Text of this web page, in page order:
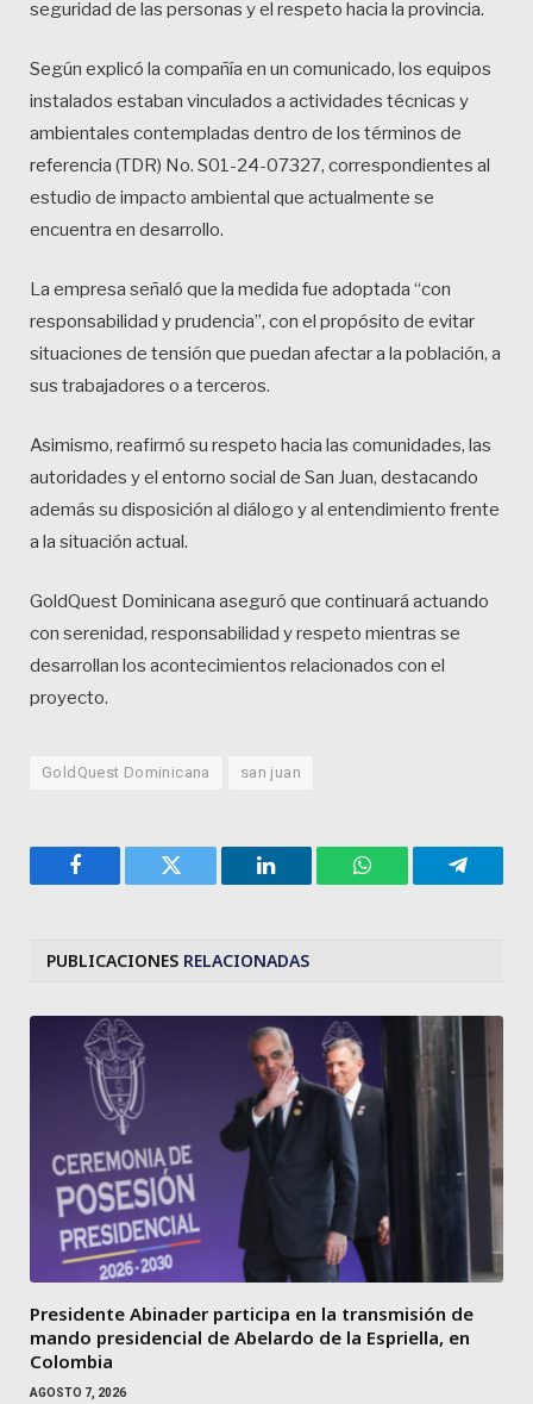
seguridad de las personas y el respeto hacia la provincia.
Según explicó la compañía en un comunicado, los equipos
instalados estaban vinculados a actividades técnicas y
ambientales contempladas dentro de los términos de
referencia (TDR) No. S01-24-07327, correspondientes al
estudio de impacto ambiental que actualmente se
encuentra en desarrollo.
La empresa señaló que la medida fue adoptada “con
responsabilidad y prudencia”, con el propósito de evitar
situaciones de tensión que puedan afectar a la población, a
sus trabajadores o a terceros.
Asimismo, reafirmó su respeto hacia las comunidades, las
autoridades y el entorno social de San Juan, destacando
además su disposición al diálogo y al entendimiento frente
a la situación actual.
GoldQuest Dominicana aseguró que continuará actuando
con serenidad, responsabilidad y respeto mientras se
desarrollan los acontecimientos relacionados con el
proyecto.
GoldQuest Dominicana san juan
Facebook Twitter LinkedIn WhatsApp
PUBLICACIONES RELACIONADAS
Presidente Abinader participa en la transmisión de
mando presidencial de Abelardo de la Espriella, en
Colombia
AGOSTO 7, 2026